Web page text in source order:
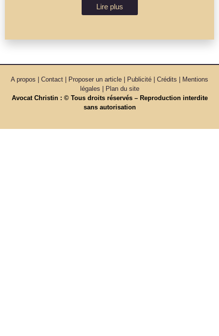
Lire plus
A propos | Contact | Proposer un article | Publicité | Crédits | Mentions
légales |
Plan du site
Avocat Christin : © Tous droits réservés – Reproduction interdite
sans autorisation